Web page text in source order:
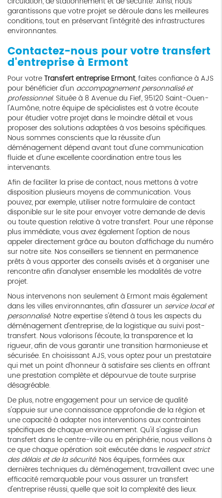
garantissons que votre projet se déroule dans les meilleures
conditions, tout en préservant l'intégrité des infrastructures
environnantes.
Contactez-nous pour votre transfert
d'entreprise à Ermont
Pour votreTransfert entreprise Ermont, faites confiance à AJS
pour bénéficier d'un accompagnement personnalisé et
professionnel. Située à 8 Avenue du Fief, 95120 Saint-Ouen-
l'Aumône, notre équipe de spécialistes est à votre écoute
pour étudier votre projet dans le moindre détail et vous
proposer des solutions adaptées à vos besoins spécifiques.
Nous sommes conscients que la réussite d'un
déménagement dépend avant tout d'une communication
fluide et d'une excellente coordination entre tous les
intervenants.
Afin de faciliter la prise de contact, nous mettons à votre
disposition plusieurs moyens de communication. Vous
pouvez, par exemple, utiliser notre formulaire de contact
disponible sur le site pour envoyer votre demande de devis
ou toute question relative à votre transfert. Pour une réponse
plus immédiate, vous avez également l'option de nous
appeler directement grâce au bouton d'affichage du numéro
sur notre site. Nos conseillers se tiennent en permanence
prêts à vous apporter des conseils avisés et à organiser une
rencontre afin d'analyser ensemble les modalités de votre
projet.
Nous intervenons non seulement à Ermont mais également
dans les villes environnantes, afin d'assurer un service local et
personnalisé. Notre expertise s'étend à tous les aspects du
déménagement d'entreprise, de la logistique au suivi post-
transfert. Nous valorisons l'écoute, la transparence et la
rigueur, afin de vous garantir une transition harmonieuse et
sécurisée. En choisissant AJS, vous optez pour un prestataire
qui met un point d'honneur à satisfaire ses clients en offrant
une prestation complète et dépourvue de toute surprise
désagréable.
De plus, notre engagement pour un service de qualité
s'appuie sur une connaissance approfondie de la région et
une capacité à adapter nos interventions aux contraintes
spécifiques de chaque environnement. Qu'il s'agisse d'un
transfert dans le centre-ville ou en périphérie, nous veillons à
ce que chaque opération soit exécutée dans le respect strict
des délais et de la sécurité. Nos équipes, formées aux
dernières techniques du déménagement, travaillent avec une
efficacité remarquable pour vous assurer un transfert
d'entreprise réussi, quelle que soit la complexité des lieux.